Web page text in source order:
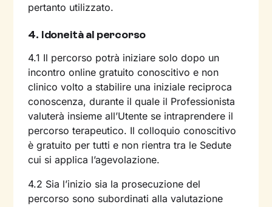
pertanto utilizzato.
4. Idoneità al percorso
4.1 Il percorso potrà iniziare solo dopo un
incontro online gratuito conoscitivo e non
clinico volto a stabilire una iniziale reciproca
conoscenza, durante il quale il Professionista
valuterà insieme all’Utente se intraprendere il
percorso terapeutico. Il colloquio conoscitivo
è gratuito per tutti e non rientra tra le Sedute
cui si applica l’agevolazione.
4.2 Sia l’inizio sia la prosecuzione del
percorso sono subordinati alla valutazione